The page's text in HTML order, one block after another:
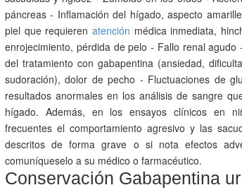
páncreas - Inflamación del hígado, aspecto
piel que requieren atención médica inmediata,
enrojecimiento, pérdida de pelo - Fallo renal
del tratamiento con gabapentina (ansiedad,
sudoración), dolor de pecho - Fluctuaciones de
resultados anormales en los análisis de sangre
hígado. Además, en los ensayos clínicos en
frecuentes el comportamiento agresivo y las
descritos de forma grave o si nota efectos
comuníqueselo a su médico o farmacéutico.
Conservación Gabapentina